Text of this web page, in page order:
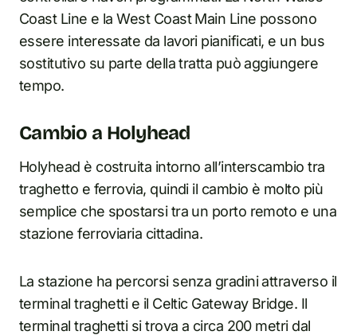
Coast Line e la West Coast Main Line possono
essere interessate da lavori pianificati, e un bus
sostitutivo su parte della tratta può aggiungere
tempo.
Cambio a Holyhead
Holyhead è costruita intorno all’interscambio tra
traghetto e ferrovia, quindi il cambio è molto più
semplice che spostarsi tra un porto remoto e una
stazione ferroviaria cittadina.
La stazione ha percorsi senza gradini attraverso il
terminal traghetti e il Celtic Gateway Bridge. Il
terminal traghetti si trova a circa 200 metri dal